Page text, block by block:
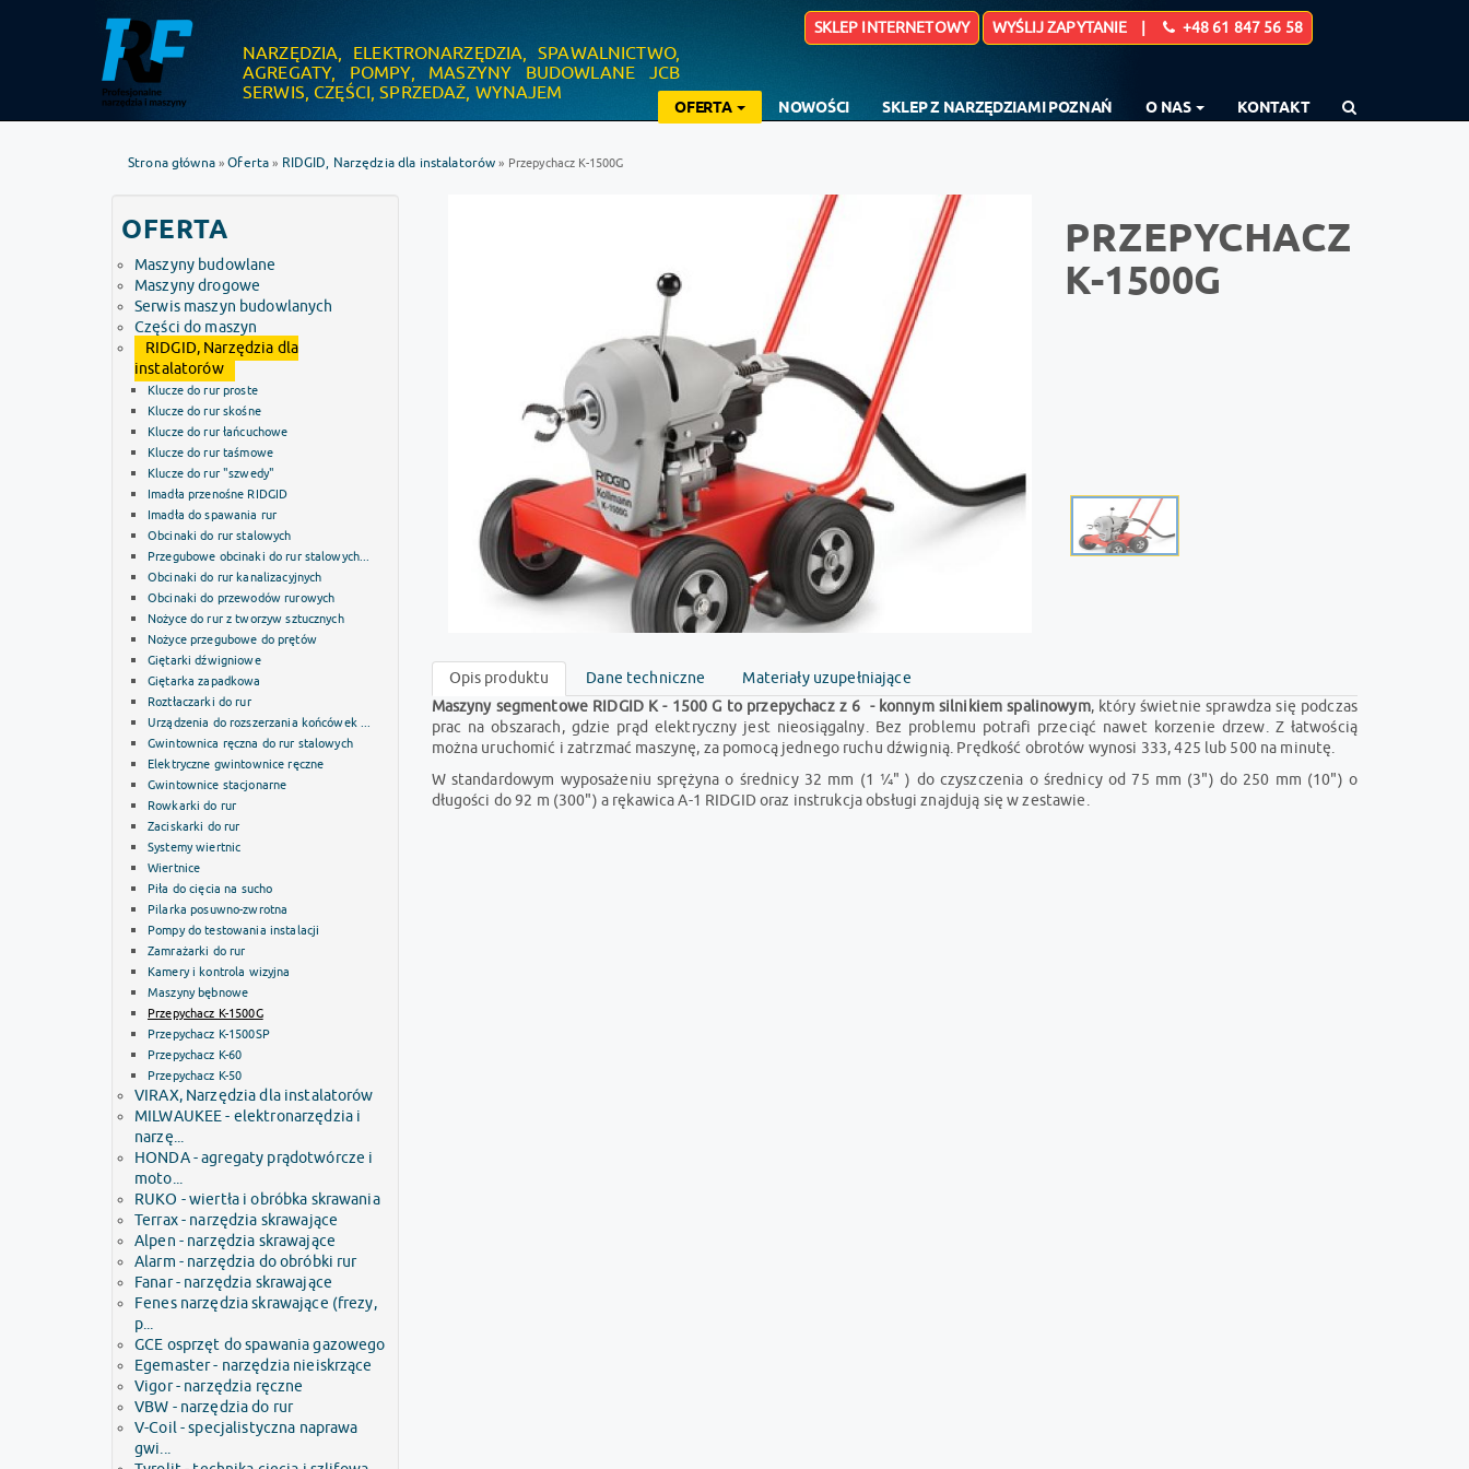
NARZĘDZIA, ELEKTRONARZĘDZIA, SPAWALNICTWO,
AGREGATY, POMPY, MASZYNY BUDOWLANE JCB
SERWIS, CZĘŚCI, SPRZEDAŻ, WYNAJEM
.
OFERTA NOWOŚCI SKLEP Z NARZĘDZIAMI POZNAŃ O NAS KONTAKT
SKLEP INTERNETOWY WYŚLIJ ZAPYTANIE | +48 61 847 56 58
Strona główna»Oferta » RIDGID, Narzędzia dla instalatorów » Przepychacz K-1500G
OFERTA
Maszyny budowlane
Maszyny drogowe
Serwis maszyn budowlanych
Części do maszyn
RIDGID, Narzędzia dla
instalatorów
Klucze do rur proste
Klucze do rur skośne
Klucze do rur łańcuchowe
Klucze do rur taśmowe
Klucze do rur "szwedy"
Imadła przenośne RIDGID
Imadła do spawania rur
Obcinaki do rur stalowych
Przegubowe obcinaki do rur stalowych...
Obcinaki do rur kanalizacyjnych
Obcinaki do przewodów rurowych
Nożyce do rur z tworzyw sztucznych
Nożyce przegubowe do prętów
Giętarki dźwigniowe
Giętarka zapadkowa
Roztłaczarki do rur
Urządzenia do rozszerzania końcówek ...
Gwintownica ręczna do rur stalowych
Elektryczne gwintownice ręczne
Gwintownice stacjonarne
Rowkarki do rur
Zaciskarki do rur
Systemy wiertnic
Wiertnice
Piła do cięcia na sucho
Pilarka posuwno-zwrotna
Pompy do testowania instalacji
Zamrażarki do rur
Kamery i kontrola wizyjna
Maszyny bębnowe
Przepychacz K-1500G
Przepychacz K-1500SP
Przepychacz K-60
Przepychacz K-50
VIRAX, Narzędzia dla instalatorów
MILWAUKEE - elektronarzędzia i
narzę...
HONDA - agregaty prądotwórcze i
moto...
RUKO - wiertła i obróbka skrawania
Terrax - narzędzia skrawające
Alpen - narzędzia skrawające
Alarm - narzędzia do obróbki rur
Fanar - narzędzia skrawające
Fenes narzędzia skrawające (frezy,
p...
GCE osprzęt do spawania gazowego
Egemaster - narzędzia nieiskrzące
Vigor - narzędzia ręczne
VBW - narzędzia do rur
V-Coil - specjalistyczna naprawa
gwi...
PRZEPYCHACZ
K-1500G
Opis produktu Dane techniczne
Materiały uzupełniające
Maszyny segmentowe RIDGID K - 1500 G to przepychacz z 6 - konnym silnikiem spalinowym, który świetnie sprawdza się podczas
prac na obszarach, gdzie prąd elektryczny jest nieosiągalny. Bez problemu potrafi przeciąć nawet korzenie drzew. Z łatwością
można uruchomić i zatrzmać maszynę, za pomocą jednego ruchu dźwignią. Prędkość obrotów wynosi 333, 425 lub 500 na minutę.
W standardowym wyposażeniu sprężyna o średnicy 32 mm (1 1⁄4" ) do czyszczenia o średnicy od 75 mm (3") do 250 mm (10") o
długości do 92 m (300") a rękawica A-1 RIDGID oraz instrukcja obsługi znajdują się w zestawie.